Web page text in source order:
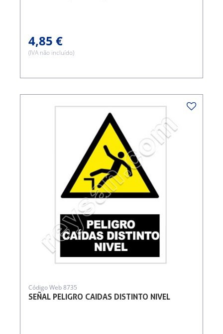
4,85 €
(IVA não incluído)
SEÑAL PELIGRO CAIDAS DISTINTO NIVEL
Código Web 8735